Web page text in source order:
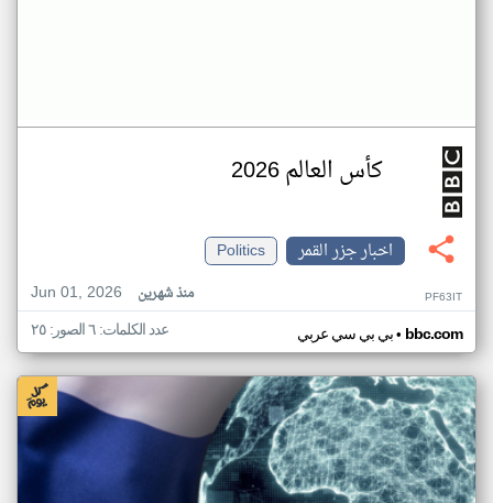
كأس العالم 2026
اخبار جزر القمر
Politics
Jun 01, 2026
منذ شهرين PF63IT
بي بي سي عربي• bbc.com عدد الكلمات: ٦ الصور: ٢٥